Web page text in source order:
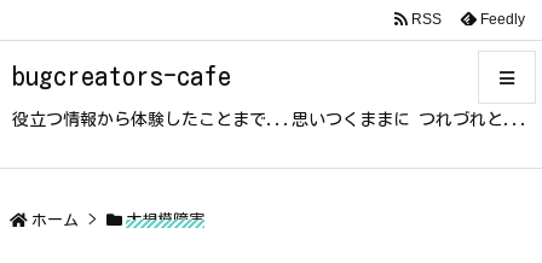
bugcreators-cafe
役立つ情報から体験したことまで...思いつくままに つれづれと...
RSS Feedly
ホーム > 大規模障害